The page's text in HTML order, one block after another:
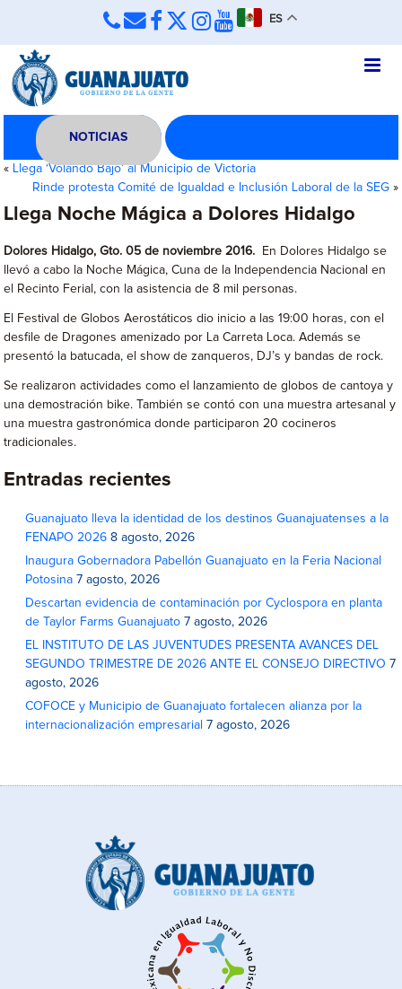
ES
NOTICIAS
« Llega ‘Volando Bajo’ al Municipio de Victoria
Rinde protesta Comité de Igualdad e Inclusión Laboral de la SEG»
Llega Noche Mágica a Dolores Hidalgo
Dolores Hidalgo, Gto. 05 de noviembre 2016. En Dolores Hidalgo se
llevó a cabo la Noche Mágica, Cuna de la Independencia Nacional en
el Recinto Ferial, con la asistencia de 8 mil personas.
El Festival de Globos Aerostáticos dio inicio a las 19:00 horas, con el
desfile de Dragones amenizado por La Carreta Loca. Además se
presentó la batucada, el show de zanqueros, DJ’s y bandas de rock.
Se realizaron actividades como el lanzamiento de globos de cantoya y
una demostración bike. También se contó con una muestra artesanal y
una muestra gastronómica donde participaron 20 cocineros
tradicionales.
Entradas recientes
Guanajuato lleva la identidad de los destinos Guanajuatenses a la
FENAPO 2026 8 agosto, 2026
Inaugura Gobernadora Pabellón Guanajuato en la Feria Nacional
Potosina 7 agosto, 2026
Descartan evidencia de contaminación por Cyclospora en planta
de Taylor Farms Guanajuato 7 agosto, 2026
EL INSTITUTO DE LAS JUVENTUDES PRESENTA AVANCES DEL
SEGUNDO TRIMESTRE DE 2026 ANTE EL CONSEJO DIRECTIVO 7
agosto, 2026
COFOCE y Municipio de Guanajuato fortalecen alianza por la
internacionalización empresarial 7 agosto, 2026